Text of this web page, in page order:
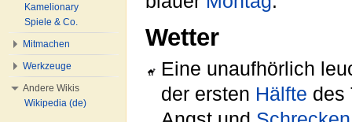
Wetter
Eine unaufhörlich
der ersten Hälfte des
Kamelionary
Spiele & Co.
Mitmachen
Werkzeuge
Andere Wikis
Wikipedia (de)